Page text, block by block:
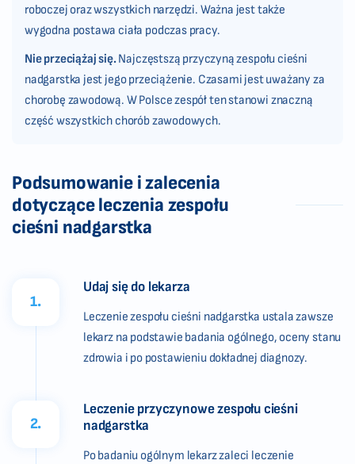
roboczej oraz wszystkich narzędzi. Ważna jest także
wygodna postawa ciała podczas pracy.
Nie przeciążaj się.Najczęstszą przyczyną zespołu cieśni
nadgarstka jest jego przeciążenie. Czasami jest uważany za
chorobę zawodową. W Polsce zespół ten stanowi znaczną
część wszystkich chorób zawodowych.
Podsumowanie i zalecenia
dotyczące leczenia zespołu
cieśni nadgarstka
1.
Udaj się do lekarza
Leczenie zespołu cieśni nadgarstka ustala zawsze
lekarz na podstawie badania ogólnego, oceny stanu
zdrowia i po postawieniu dokładnej diagnozy.
2.
Leczenie przyczynowe zespołu cieśni
nadgarstka
Po badaniu ogólnym lekarz zaleci leczenie